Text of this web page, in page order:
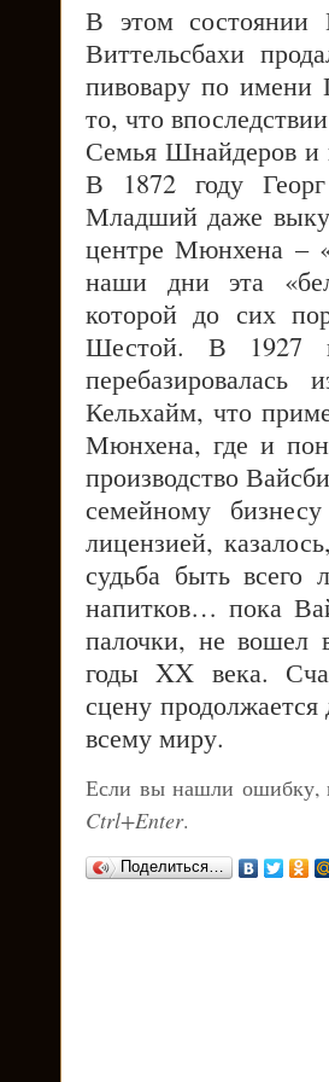
В этом состоянии
Виттельсбахи
пивовару по имени
то, что
Семья Шнайдеров и
В 1872 году
Младший даже
центре Мюнхена –
наши дни эта
которой до сих
Шестой. В 1927
перебазировалась
Кельхайм, что
Мюнхена, где и
производство
семейному
лицензией,
судьба быть
напитков… пока
палочки, не вошел
годы XX века.
сцену
всему миру.
Если вы нашли ошибку,
Ctrl+Enter.
Поделиться…